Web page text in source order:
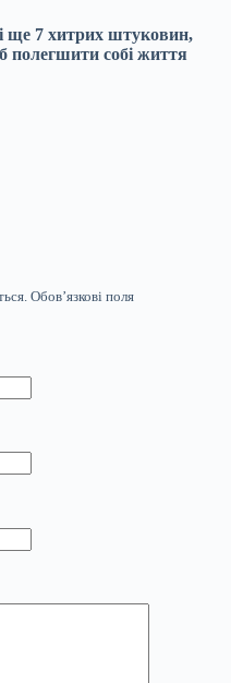
ще 7 хитрих штуковин,
полегшити собі життя
Обов’язкові поля